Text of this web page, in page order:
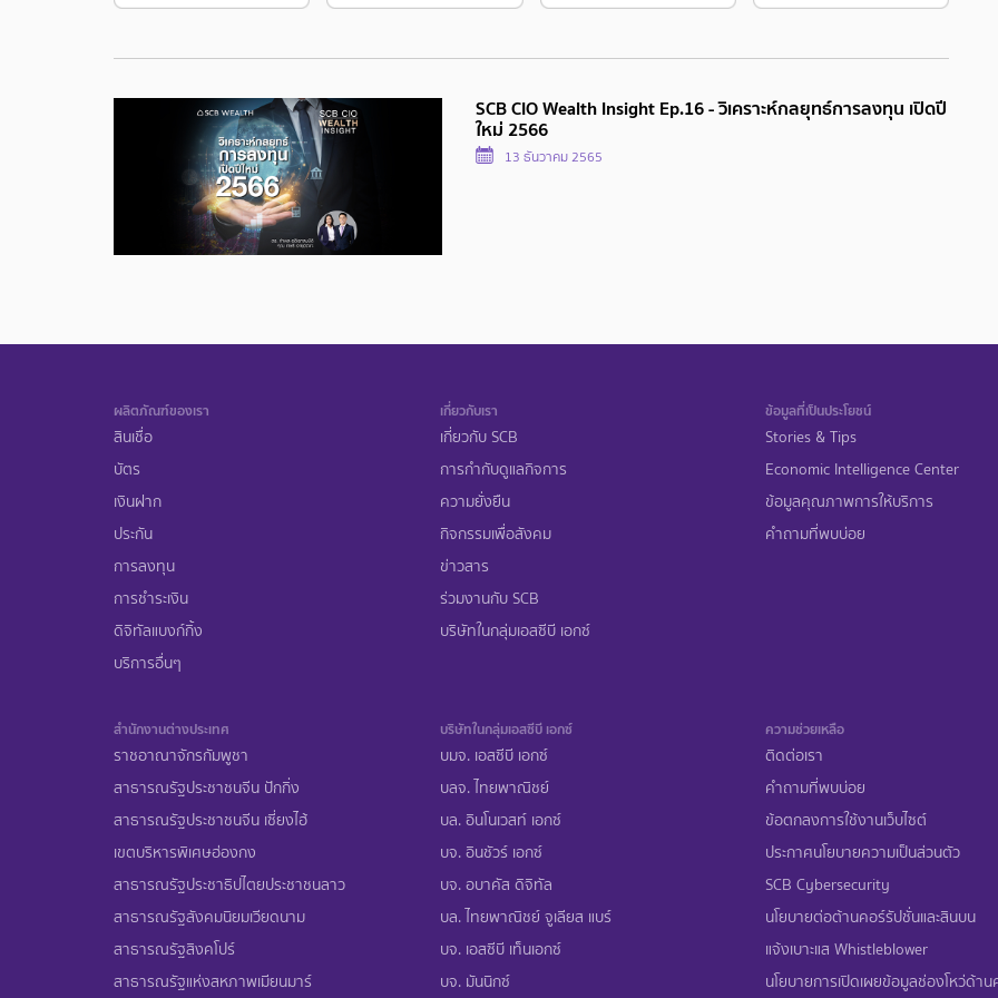
SCB CIO Wealth Insight Ep.16 - วิเคราะห์กลยุทธ์การลงทุน เปิดปี
ใหม่ 2566
13 ธันวาคม 2565
ผลิตภัณฑ์ของเรา
สินเชื่อ
บัตร
เงินฝาก
ประกัน
การลงทุน
การชำระเงิน
ดิจิทัลแบงก์กิ้ง
บริการอื่นๆ
เกี่ยวกับเรา
เกี่ยวกับ SCB
การกำกับดูแลกิจการ
ความยั่งยืน
กิจกรรมเพื่อสังคม
ข่าวสาร
ร่วมงานกับ SCB
บริษัทในกลุ่มเอสซีบี เอกซ์
ข้อมูลที่เป็นประโยชน์
Stories & Tips
Economic Intelligence Center
ข้อมูลคุณภาพการให้บริการ
คำถามที่พบบ่อย
สำนักงานต่างประเทศ
ราชอาณาจักรกัมพูชา
สาธารณรัฐประชาชนจีน ปักกิ่ง
สาธารณรัฐประชาชนจีน เซี่ยงไฮ้
เขตบริหารพิเศษฮ่องกง
สาธารณรัฐประชาธิปไตยประชาชนลาว
สาธารณรัฐสังคมนิยมเวียดนาม
สาธารณรัฐสิงคโปร์
สาธารณรัฐแห่งสหภาพเมียนมาร์
บริษัทในกลุ่มเอสซีบี เอกซ์
บมจ. เอสซีบี เอกซ์
บลจ. ไทยพาณิชย์
บล. อินโนเวสท์ เอกซ์
บจ. อินชัวร์ เอกซ์
บจ. อบาคัส ดิจิทัล
บล. ไทยพาณิชย์ จูเลียส แบร์
บจ. เอสซีบี เท็นเอกซ์
บจ. มันนิกซ์
ความช่วยเหลือ
ติดต่อเรา
คำถามที่พบบ่อย
ข้อตกลงการใช้งานเว็บไซต์
ประกาศนโยบายความเป็นส่วนตัว
SCB Cybersecurity
นโยบายต่อต้านคอร์รัปชั่นและสินบน
แจ้งเบาะแส Whistleblower
นโยบายการเปิดเผยข้อมูลช่องโหว่ด้า